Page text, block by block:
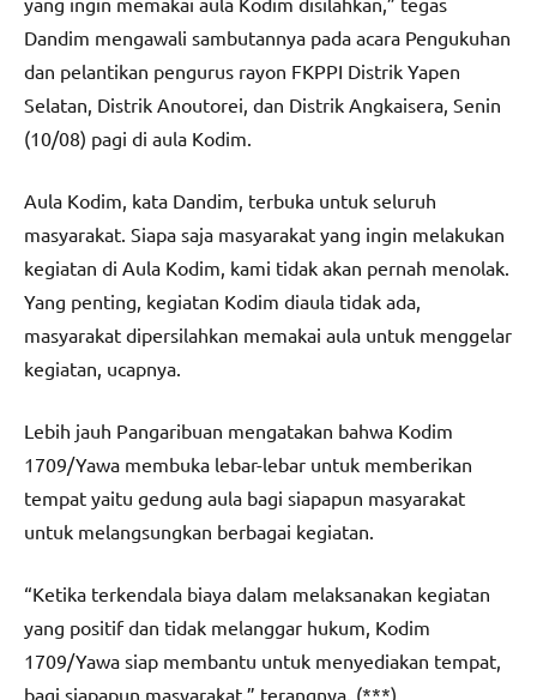
Dandim mengawali sambutannya pada acara Pengukuhan
dan pelantikan pengurus rayon FKPPI Distrik Yapen
Selatan, Distrik Anoutorei, dan Distrik Angkaisera, Senin
(10/08) pagi di aula Kodim.
Aula Kodim, kata Dandim, terbuka untuk seluruh
masyarakat. Siapa saja masyarakat yang ingin melakukan
kegiatan di Aula Kodim, kami tidak akan pernah menolak.
Yang penting, kegiatan Kodim diaula tidak ada,
masyarakat dipersilahkan memakai aula untuk menggelar
kegiatan, ucapnya.
Lebih jauh Pangaribuan mengatakan bahwa Kodim
1709/Yawa membuka lebar-lebar untuk memberikan
tempat yaitu gedung aula bagi siapapun masyarakat
untuk melangsungkan berbagai kegiatan.
“Ketika terkendala biaya dalam melaksanakan kegiatan
yang positif dan tidak melanggar hukum, Kodim
1709/Yawa siap membantu untuk menyediakan tempat,
bagi siapapun masyarakat,” terangnya. (***)